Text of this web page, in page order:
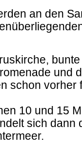
an den
und
schon vorher
10 und 15
sich dann